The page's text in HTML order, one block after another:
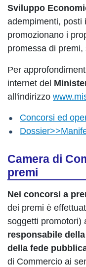
Sviluppo
adempimenti, posti
promozionano i
promessa di
Per
internet del
all'indirizzo
Concorsi ed
Camera di
premi
Nei concorsi a
dei premi è
soggetti promotori)
responsabile
della fede
di Commercio ai